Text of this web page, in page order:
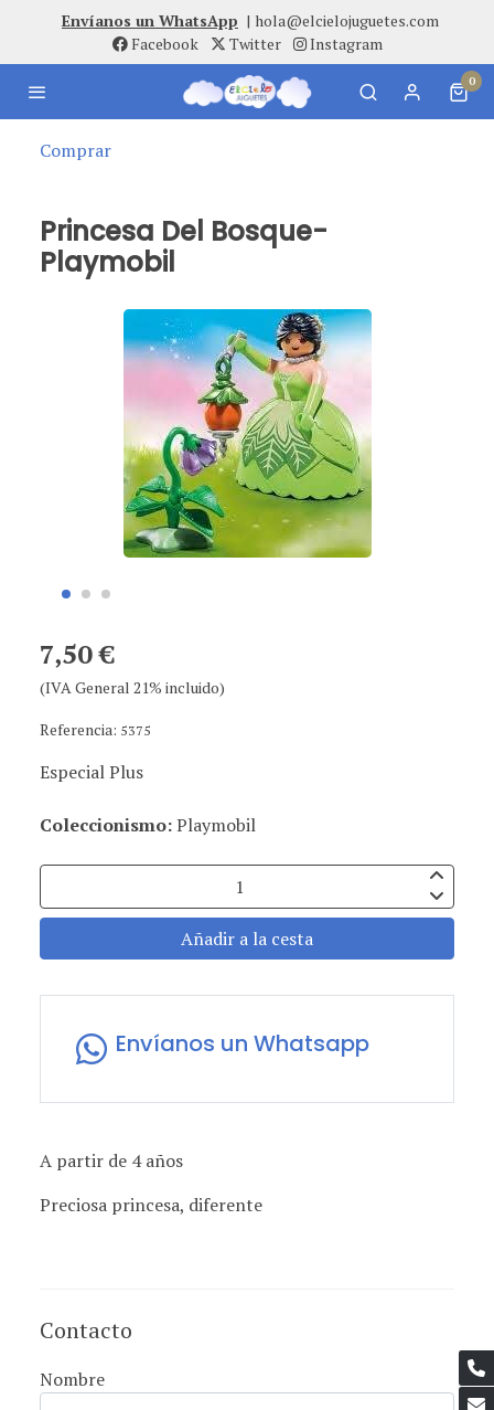
Envíanos un WhatsApp | hola@elcielojuguetes.com
Facebook
Twitter Instagram
0
Comprar
Princesa Del Bosque-
Playmobil
7,50 €
(IVA General 21% incluido)
Referencia: 5375
Especial Plus
Coleccionismo:Playmobil
Añadir a la cesta
Envíanos un Whatsapp
A partir de 4 años
Preciosa princesa, diferente
Contacto
Nombre